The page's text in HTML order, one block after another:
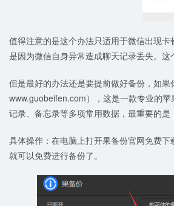
值得注意的是这个办法只适用于微信出现
是因为微信自身异常造成聊天记录丢失。这
但是最好的办法还是要提前做好备份，如
www.guobeifen.com），这是一款专业的
记录、备忘录等多项常用数据，最重要的
具体操作：在电脑上打开果备份官网免费
就可以免费进行备份了。